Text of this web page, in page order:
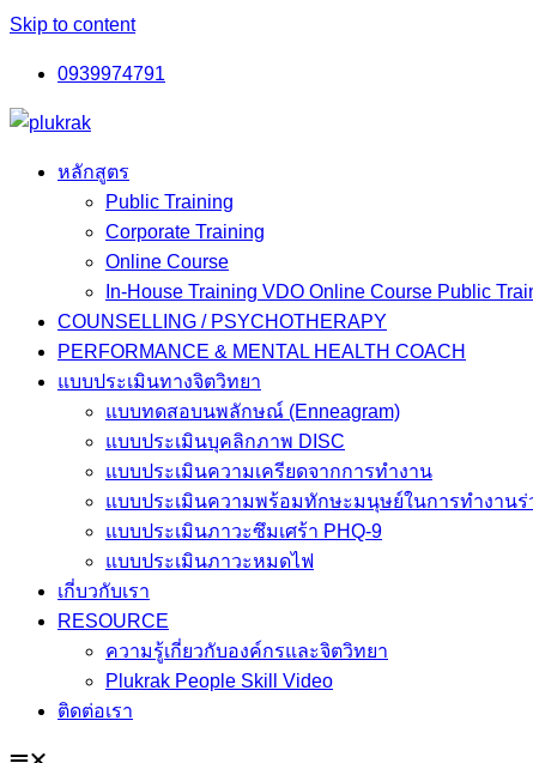
Skip to content
0939974791
หลักสูตร
Public Training
Corporate Training
Online Course
In-House Training VDO Online Course Public
COUNSELLING / PSYCHOTHERAPY
PERFORMANCE & MENTAL HEALTH COACH
แบบประเมินทางจิตวิทยา
แบบทดสอบนพลักษณ์ (Enneagram)
แบบประเมินบุคลิกภาพ DISC
แบบประเมินความเครียดจากการทำงาน
แบบประเมินความพร้อมทักษะมนุษย์ในการทำงานร่
แบบประเมินภาวะซึมเศร้า PHQ-9
แบบประเมินภาวะหมดไฟ
เกี่บวกับเรา
RESOURCE
ความรู้เกี่ยวกับองค์กรและจิตวิทยา
Plukrak People Skill Video
ติดต่อเรา